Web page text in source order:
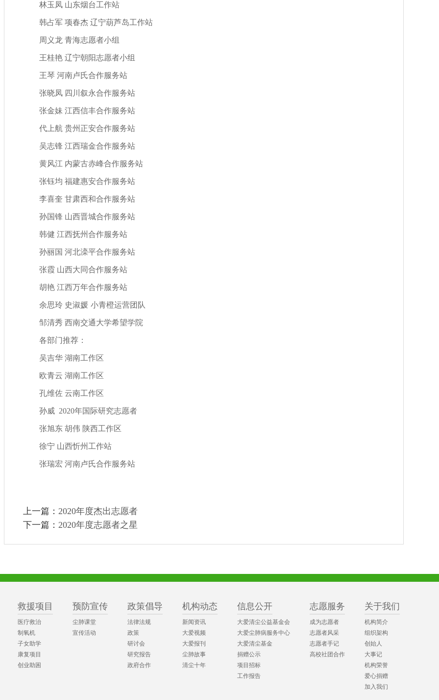
林玉凤 山东烟台工作站
韩占军 项春杰 辽宁葫芦岛工作站
周义龙 青海志愿者小组
王桂艳 辽宁朝阳志愿者小组
王琴 河南卢氏合作服务站
张晓凤 四川叙永合作服务站
张金妹 江西信丰合作服务站
代上航 贵州正安合作服务站
吴志锋 江西瑞金合作服务站
黄风江 内蒙古赤峰合作服务站
张钰均 福建惠安合作服务站
李喜奎 甘肃西和合作服务站
孙国锋 山西晋城合作服务站
韩健 江西抚州合作服务站
孙丽国 河北滦平合作服务站
张霞 山西大同合作服务站
胡艳 江西万年合作服务站
余思玲 史淑媛 小青橙运营团队
邹清秀 西南交通大学希望学院
各部门推荐：
吴吉华 湖南工作区
欧青云 湖南工作区
孔维佐 云南工作区
孙威 2020年国际研究志愿者
张旭东 胡伟 陕西工作区
徐宁 山西忻州 工作站
张瑞宏 河南卢氏合作服务站
上一篇： 2020年度杰出志愿者
下一篇： 2020年度志愿者之星
救援项目
医疗救治
制氧机
子女助学
康复项目
创业助困
预防宣传
尘肺课堂
宣传活动
政策倡导
法律法规
政策
研讨会
研究报告
政府合作
机构动态
新闻资讯
大爱视频
大爱报刊
尘肺故事
清尘十年
信息公开
大爱清尘公益基金会
大爱尘肺病服务中心
大爱清尘基金
捐赠公示
项目招标
工作报告
志愿服务
成为志愿者
志愿者风采
志愿者手记
高校社团合作
关于我们
机构简介
组织架构
创始人
大事记
机构荣誉
爱心捐赠
加入我们